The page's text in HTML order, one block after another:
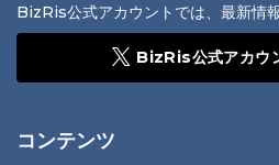
BizRis公式アカウントでは、最新情
BizRis公式アカウ
コンテンツ